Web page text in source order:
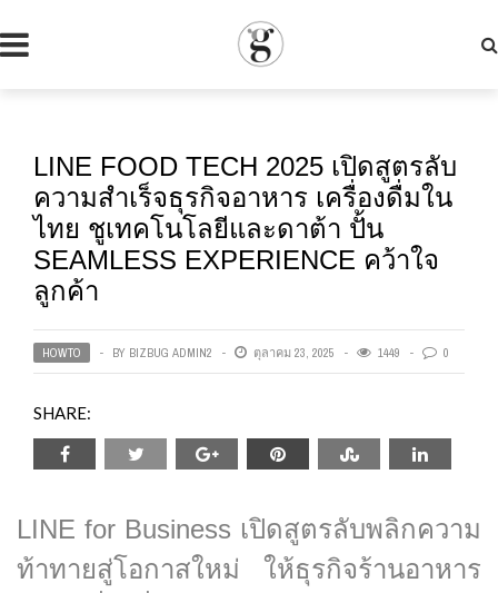
LINE FOOD TECH 2025 เปิดสูตรลับ
ความสำเร็จธุรกิจอาหาร เครื่องดื่มใน
ไทย ชูเทคโนโลยีและดาต้า ปั้น
SEAMLESS EXPERIENCE คว้าใจ
ลูกค้า
HOWTO BY BIZBUG ADMIN2 ตุลาคม 23, 2025 1449 0
SHARE:
LINE for Business เปิดสูตรลับพลิกความ
ท้าทายสู่โอกาสใหม่ ให้ธุรกิจร้านอาหาร